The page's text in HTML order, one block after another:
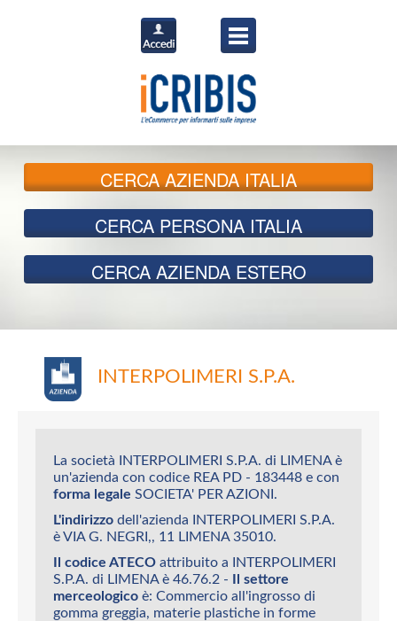
CERCAAZIENDA ITALIA
CERCA PERSONA ITALIA
CERCA AZIENDA ESTERO
INTERPOLIMERI S.P.A.
La società INTERPOLIMERI S.P.A. di LIMENA è
un'azienda con codice REA PD - 183448 e con
forma legale SOCIETA' PER AZIONI.
L'indirizzo dell'azienda INTERPOLIMERI S.P.A.
è VIA G. NEGRI,, 11 LIMENA 35010.
Il codice ATECO attribuito a INTERPOLIMERI
S.P.A. di LIMENA è 46.76.2 - Il settore
merceologico è: Commercio all'ingrosso di
gomma greggia, materie plastiche in forme